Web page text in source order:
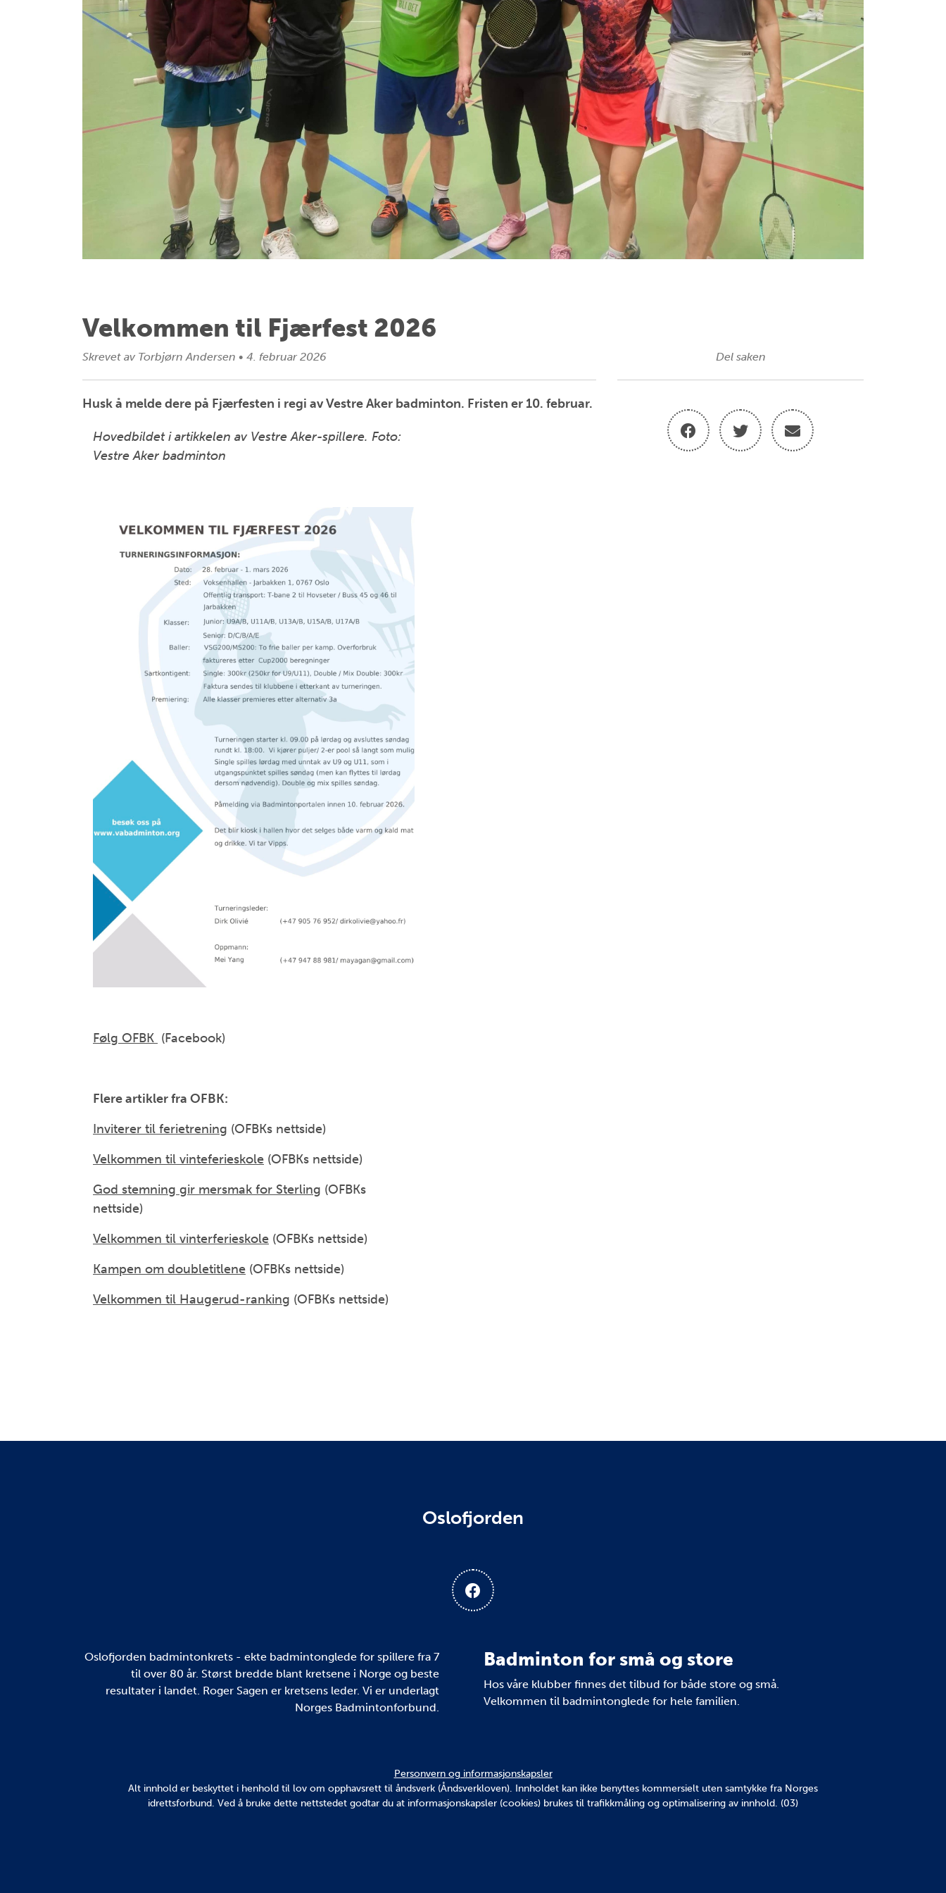
Velkommen til Fjærfest 2026
Skrevet av Torbjørn Andersen • 4. februar 2026
Husk å melde dere på Fjærfesten i regi av Vestre Aker badminton. Fristen er 10. februar.
Hovedbildet i artikkelen av Vestre Aker-spillere. Foto:
Vestre Aker badminton
Følg OFBK (Facebook)
Flere artikler fra OFBK:
Inviterer til ferietrening (OFBKs nettside)
Velkommen til vinteferieskole (OFBKs nettside)
God stemning gir mersmak for Sterling (OFBKs
nettside)
Velkommen til vinterferieskole (OFBKs nettside)
Kampen om doubletitlene (OFBKs nettside)
Velkommen til Haugerud-ranking (OFBKs nettside)
Del saken
Oslofjorden
Oslofjorden badmintonkrets - ekte badmintonglede for spillere fra 7
til over 80 år. Størst bredde blant kretsene i Norge og beste
resultater i landet. Roger Sagen er kretsens leder. Vi er underlagt
Norges Badmintonforbund.
Badminton for små og store
Hos våre klubber finnes det tilbud for både store og små.
Velkommen til badmintonglede for hele familien.
Personvern og informasjonskapsler
Alt innhold er beskyttet i henhold til lov om opphavsrett til åndsverk (Åndsverkloven). Innholdet kan ikke benyttes kommersielt uten samtykke fra Norges
idrettsforbund. Ved å bruke dette nettstedet godtar du at informasjonskapsler (cookies) brukes til trafikkmåling og optimalisering av innhold. (03)